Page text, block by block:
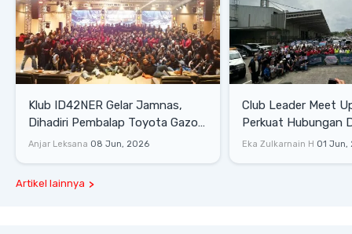
Klub ID42NER Gelar Jamnas,
Dihadiri Pembalap Toyota Gazoo
Racing
Anjar Leksana 08 Jun, 2026
Club Leader Meet
Perkuat Hubungan
Dengan Komunitas
Eka Zulkarnain H 01 Jun,
Artikel lainnya